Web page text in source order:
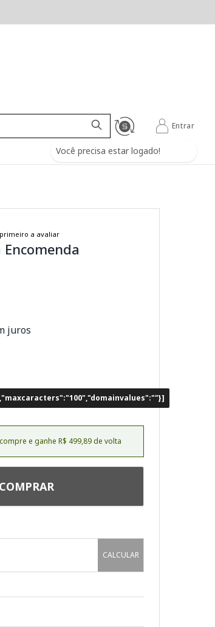
Você precisa estar logado!
Entrar
a avaliar
juros
compre e ganhe R$ 499,89 de volta
COMPRAR
CALCULAR